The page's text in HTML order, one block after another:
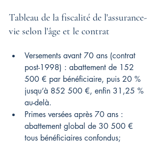
Tableau de la fiscalité de l'assurance-
vie selon l'âge et le contrat
Versements avant 70 ans (contrat
post-1998) : abattement de 152
500 € par bénéficiaire, puis 20 %
jusqu’à 852 500 €, enfin 31,25 %
au-delà.
Primes versées après 70 ans :
abattement global de 30 500 €
tous bénéficiaires confondus;